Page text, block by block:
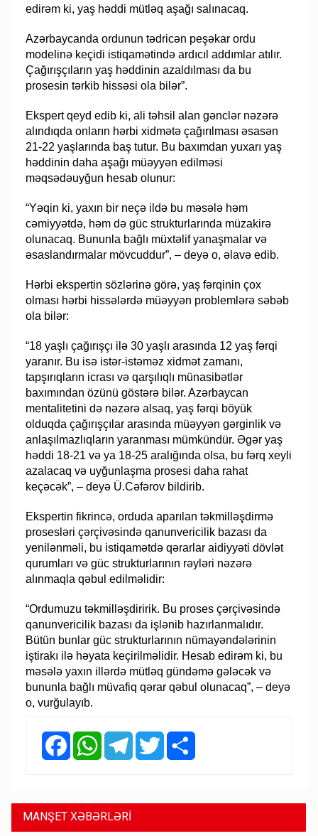
edirəm ki, yaş həddi mütləq aşağı salınacaq.
Azərbaycanda ordunun tədricən peşəkar ordu
modelinə keçidi istiqamətində ardıcıl addımlar atılır.
Çağırışçıların yaş həddinin azaldılması da bu
prosesin tərkib hissəsi ola bilər”.
Ekspert qeyd edib ki, ali təhsil alan gənclər nəzərə
alındıqda onların hərbi xidmətə çağırılması əsasən
21-22 yaşlarında baş tutur. Bu baxımdan yuxarı yaş
həddinin daha aşağı müəyyən edilməsi
məqsədəuyğun hesab olunur:
“Yəqin ki, yaxın bir neçə ildə bu məsələ həm
cəmiyyətdə, həm də güc strukturlarında müzakirə
olunacaq. Bununla bağlı müxtəlif yanaşmalar və
əsaslandırmalar mövcuddur”, – deyə o, əlavə edib.
Hərbi ekspertin sözlərinə görə, yaş fərqinin çox
olması hərbi hissələrdə müəyyən problemlərə səbəb
ola bilər:
“18 yaşlı çağırışçı ilə 30 yaşlı arasında 12 yaş fərqi
yaranır. Bu isə istər-istəməz xidmət zamanı,
tapşırıqların icrası və qarşılıqlı münasibətlər
baxımından özünü göstərə bilər. Azərbaycan
mentalitetini də nəzərə alsaq, yaş fərqi böyük
olduqda çağırışçılar arasında müəyyən gərginlik və
anlaşılmazlıqların yaranması mümkündür. Əgər yaş
həddi 18-21 və ya 18-25 aralığında olsa, bu fərq xeyli
azalacaq və uyğunlaşma prosesi daha rahat
keçəcək”, – deyə Ü.Cəfərov bildirib.
Ekspertin fikrincə, orduda aparılan təkmilləşdirmə
prosesləri çərçivəsində qanunvericilik bazası da
yenilənməli, bu istiqamətdə qərarlar aidiyyəti dövlət
qurumları və güc strukturlarının rəyləri nəzərə
alınmaqla qəbul edilməlidir:
“Ordumuzu təkmilləşdiririk. Bu proses çərçivəsində
qanunvericilik bazası da işlənib hazırlanmalıdır.
Bütün bunlar güc strukturlarının nümayəndələrinin
iştirakı ilə həyata keçirilməlidir. Hesab edirəm ki, bu
məsələ yaxın illərdə mütləq gündəmə gələcək və
bununla bağlı müvafiq qərar qəbul olunacaq”, – deyə
o, vurğulayıb.
FacebookWhatsAppTelegramTwitter
MANŞET XƏBƏRLƏRİ